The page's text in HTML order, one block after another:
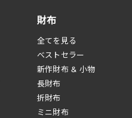
財布
全てを見る
べストセラー
新作財布 & 小物
長財布
折財布
ミニ財布